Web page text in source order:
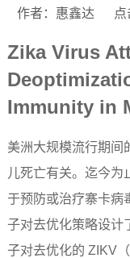
作者：惠鑫达
Zika Virus
Immunity in
美洲大规模流行期间
儿死亡有关。迄今为
于预防或治疗寨卡病
子对去优化策略设计
子对去优化的 ZIKV